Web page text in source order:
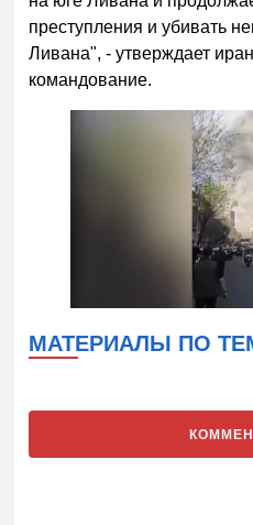
преступления и убивать
Ливана", - утверждает
командование.
МАТЕРИАЛЫ ПО